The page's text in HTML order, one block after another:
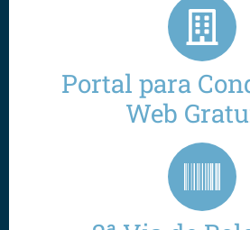
Portal para
Web